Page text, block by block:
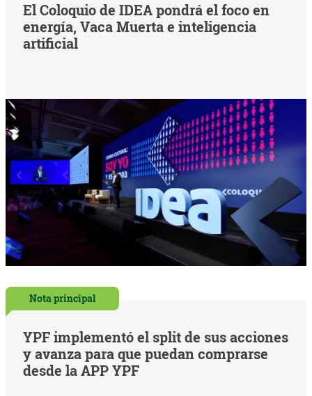
El Coloquio de IDEA pondrá el foco en
energía, Vaca Muerta e inteligencia
artificial
Nota principal
YPF implementó el split de sus acciones
y avanza para que puedan comprarse
desde la APP YPF